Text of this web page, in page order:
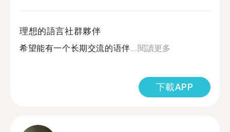
理想的語言社群夥伴
希望能有一个长期交流的语伴...閱讀更多
下載APP